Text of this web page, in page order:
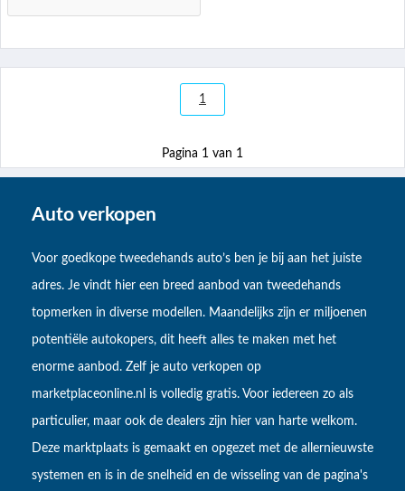
1
Pagina 1 van 1
Auto verkopen
Voor goedkope tweedehands auto’s ben je bij aan het juiste
adres. Je vindt hier een breed aanbod van tweedehands
topmerken in diverse modellen. Maandelijks zijn er miljoenen
potentiële autokopers, dit heeft alles te maken met het
enorme aanbod. Zelf je auto verkopen op
marketplaceonline.nl is volledig gratis. Voor iedereen zo als
particulier, maar ook de dealers zijn hier van harte welkom.
Deze marktplaats is gemaakt en opgezet met de allernieuwste
systemen en is in de snelheid en de wisseling van de pagina's